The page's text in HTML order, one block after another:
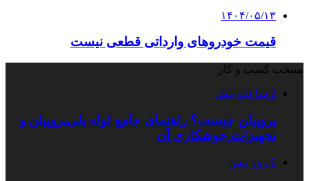
۱۴۰۴/۰۵/۱۳
قیمت خودروهای وارداتی قطعی نیست
منتخب کسب و کار
2 ساعت پیش
پروپیلن چیست؟ راهنمای جامع لوله پلی‌پروپیلن و
تجهیزات جوشکاری آن
6 روز پیش